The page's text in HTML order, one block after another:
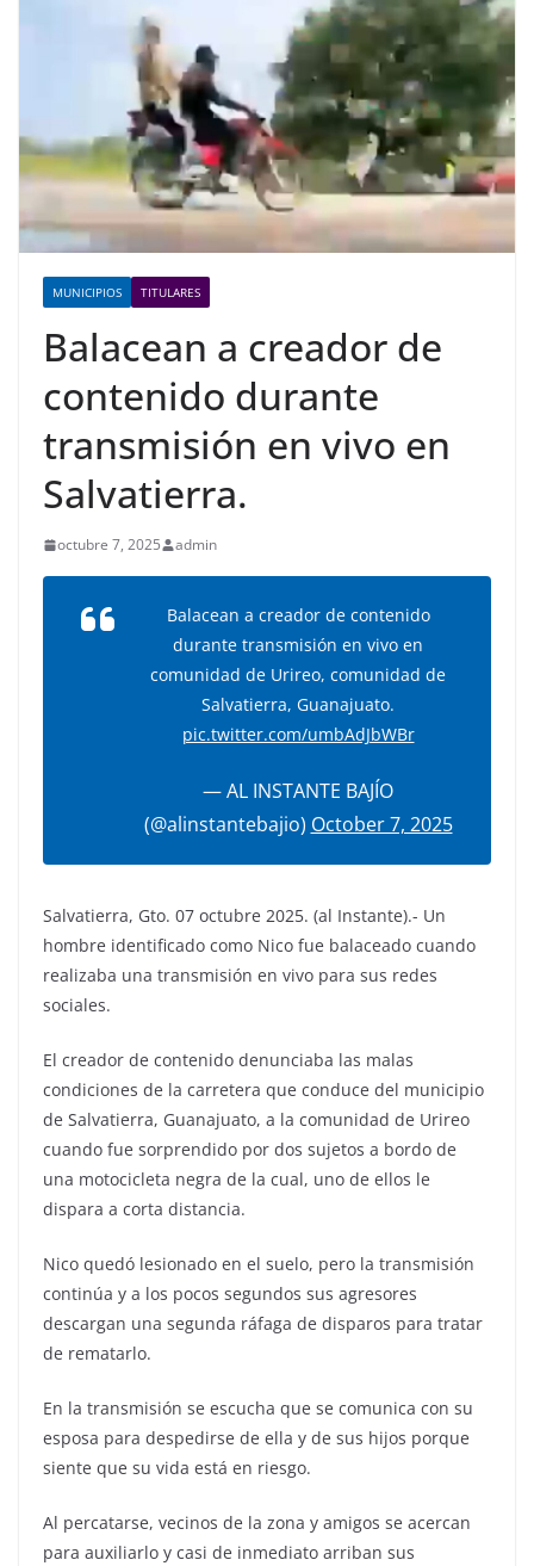
MUNICIPIOS TITULARES
Balacean a creador de
contenido durante
transmisión en vivo en
Salvatierra.
octubre 7, 2025 admin
Balacean a creador de contenido
durante transmisión en vivo en
comunidad de Urireo, comunidad de
Salvatierra, Guanajuato.
pic.twitter.com/umbAdJbWBr
— AL INSTANTE BAJÍO
(@alinstantebajio) October 7, 2025
Salvatierra, Gto. 07 octubre 2025. (al Instante).- Un
hombre identificado como Nico fue balaceado cuando
realizaba una transmisión en vivo para sus redes
sociales.
El creador de contenido denunciaba las malas
condiciones de la carretera que conduce del municipio
de Salvatierra, Guanajuato, a la comunidad de Urireo
cuando fue sorprendido por dos sujetos a bordo de
una motocicleta negra de la cual, uno de ellos le
dispara a corta distancia.
Nico quedó lesionado en el suelo, pero la transmisión
continúa y a los pocos segundos sus agresores
descargan una segunda ráfaga de disparos para tratar
de rematarlo.
En la transmisión se escucha que se comunica con su
esposa para despedirse de ella y de sus hijos porque
siente que su vida está en riesgo.
Al percatarse, vecinos de la zona y amigos se acercan
para auxiliarlo y casi de inmediato arriban sus